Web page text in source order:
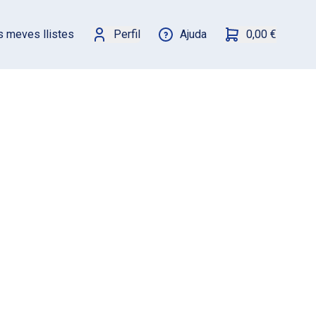
meves llistes Perfil Ajuda 0,00 €